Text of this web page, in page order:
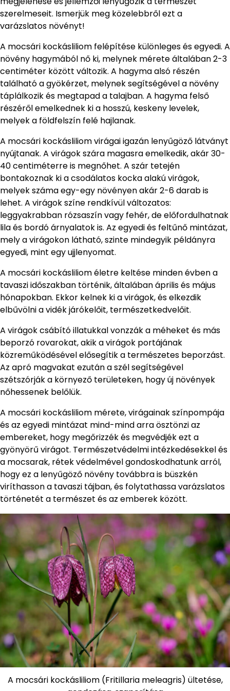
szerelmeseit. Ismerjük meg közelebbről ezt a
varázslatos növényt!
A mocsári kockásliliom felépítése különleges és egyedi. A
növény hagymából nő ki, melynek mérete általában 2-3
centiméter között változik. A hagyma alsó részén
található a gyökérzet, melynek segítségével a növény
táplálkozik és megtapad a talajban. A hagyma felső
részéről emelkednek ki a hosszú, keskeny levelek,
melyek a földfelszín felé hajlanak.
A mocsári kockásliliom virágai igazán lenyűgöző látványt
nyújtanak. A virágok szára magasra emelkedik, akár 30-
40 centiméterre is megnőhet. A szár tetején
bontakoznak ki a csodálatos kocka alakú virágok,
melyek száma egy-egy növényen akár 2-6 darab is
lehet. A virágok színe rendkívül változatos:
leggyakrabban rózsaszín vagy fehér, de előfordulhatnak
lila és bordó árnyalatok is. Az egyedi és feltűnő mintázat,
mely a virágokon látható, szinte mindegyik példányra
egyedi, mint egy ujjlenyomat.
A mocsári kockásliliom életre keltése minden évben a
tavaszi időszakban történik, általában április és május
hónapokban. Ekkor kelnek ki a virágok, és elkezdik
elbűvölni a vidék járókelőit, természetkedvelőit.
A virágok csábító illatukkal vonzzák a méheket és más
beporzó rovarokat, akik a virágok portájának
közreműködésével elősegítik a természetes beporzást.
Az apró magvakat ezután a szél segítségével
szétszórják a környező területeken, hogy új növények
nőhessenek belőlük.
A mocsári kockásliliom mérete, virágainak színpompája
és az egyedi mintázat mind-mind arra ösztönzi az
embereket, hogy megőrizzék és megvédjék ezt a
gyönyörű virágot. Természetvédelmi intézkedésekkel és
a mocsarak, rétek védelmével gondoskodhatunk arról,
hogy ez a lenyűgöző növény továbbra is büszkén
viríthasson a tavaszi tájban, és folytathassa varázslatos
történetét a természet és az emberek között.
A mocsári kockásliliom (Fritillaria meleagris) ültetése,